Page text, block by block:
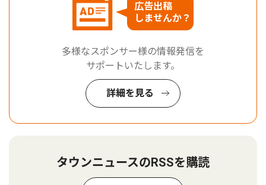
広告出稿
しませんか？
多様なスポンサー様の情報発信を
サポートいたします。
詳細を見る
タウンニュースのRSSを購読